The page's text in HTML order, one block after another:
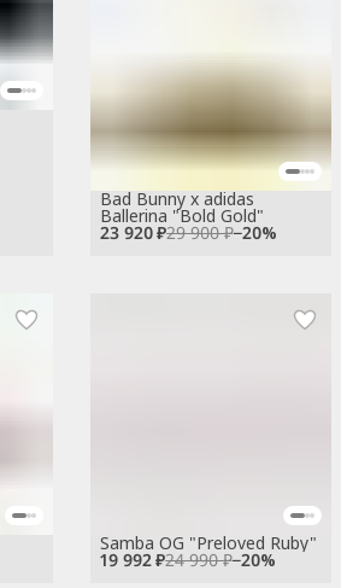
23 920 ₽29 900 ₽−20%
Bad Bunny x adidas
Ballerina "Bold Gold"
19 992 ₽24 990 ₽−20%
Samba OG "Preloved Ruby"